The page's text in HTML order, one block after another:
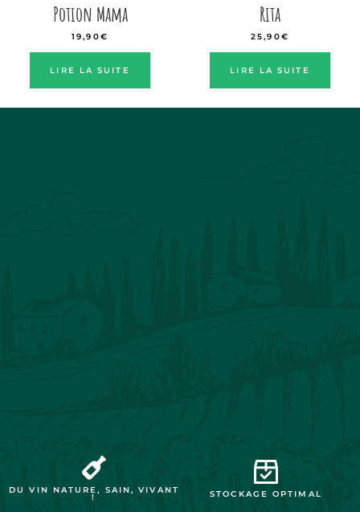
Potion Mama
19,90€
LIRE LA SUITE
Rita
25,90€
LIRE LA SUITE
DU VIN NATURE, SAIN, VIVANT
! STOCKAGE OPTIMAL